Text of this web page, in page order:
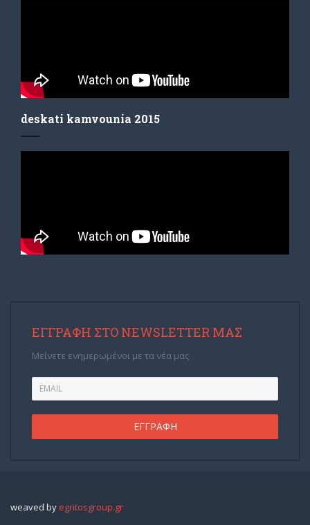
deskati kamvounia 2015
ΕΓΓΡΑΦΉ ΣΤΟ NEWSLETTER ΜΑΣ
Μείνετε ενημερωμένοι με τα νέα μας
weaved by egritosgroup.gr